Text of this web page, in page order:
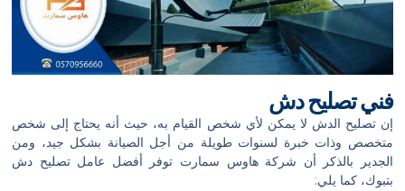
فني تصليح دش
إن تصليح الدش لا يمكن لأي شخص القيام به، حيث أنه يحتاج إلى شخص
متخصص وذات خبرة لسنوات طويلة من أجل الصيانة بشكل جيد، ومن
الجدير بالذكر أن شركة هاوس سمارت توفر أفضل عامل تصليح دش
بتبوك، كما يلي: